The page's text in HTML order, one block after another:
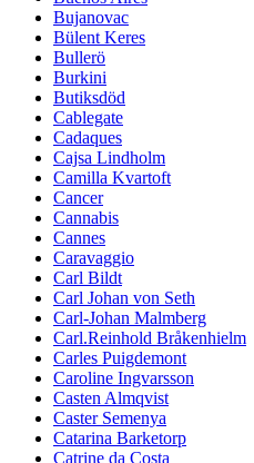
Bujanovac
Bülent Keres
Bullerö
Burkini
Butiksdöd
Cablegate
Cadaques
Cajsa Lindholm
Camilla Kvartoft
Cancer
Cannabis
Cannes
Caravaggio
Carl Bildt
Carl Johan von Seth
Carl-Johan Malmberg
Carl.Reinhold Bråkenhielm
Carles Puigdemont
Caroline Ingvarsson
Casten Almqvist
Caster Semenya
Catarina Barketorp
Catrine da Costa